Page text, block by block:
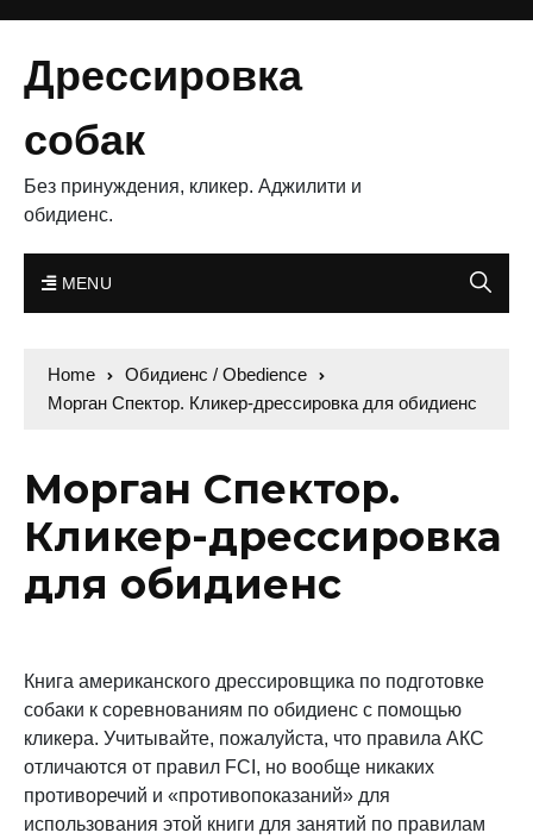
Дрессировка
собак
Без принуждения, кликер. Аджилити и
обидиенс.
MENU
Home
Обидиенс / Obedience
Морган Спектор. Кликер-дрессировка для обидиенс
Морган Спектор.
Кликер-дрессировка
для обидиенс
Книга американского дрессировщика по подготовке
собаки к соревнованиям по обидиенс с помощью
кликера. Учитывайте, пожалуйста, что правила АКС
отличаются от правил FCI, но вообще никаких
противоречий и «противопоказаний» для
использования этой книги для занятий по правилам